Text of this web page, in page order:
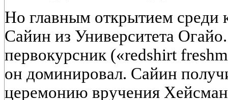
Но главным открытием среди
Сайин из Университета
первокурсник («redshirt
он доминировал. Сайин
церемонию вручения